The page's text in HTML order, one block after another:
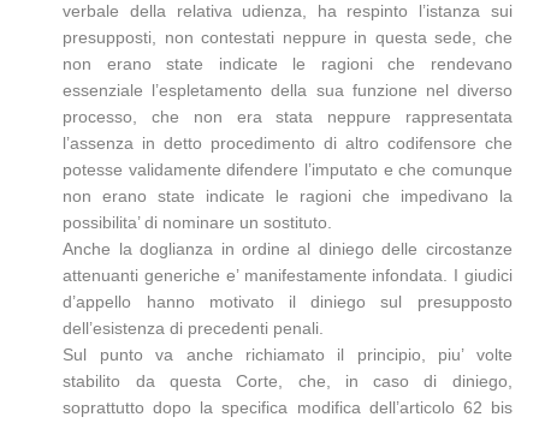
verbale della relativa udienza, ha respinto l’istanza sui
presupposti, non contestati neppure in questa sede, che
non erano state indicate le ragioni che rendevano
essenziale l’espletamento della sua funzione nel diverso
processo, che non era stata neppure rappresentata
l’assenza in detto procedimento di altro codifensore che
potesse validamente difendere l’imputato e che comunque
non erano state indicate le ragioni che impedivano la
possibilita’ di nominare un sostituto.
Anche la doglianza in ordine al diniego delle circostanze
attenuanti generiche e’ manifestamente infondata. I giudici
d’appello hanno motivato il diniego sul presupposto
dell’esistenza di precedenti penali.
Sul punto va anche richiamato il principio, piu’ volte
stabilito da questa Corte, che, in caso di diniego,
soprattutto dopo la specifica modifica dell’articolo 62 bis